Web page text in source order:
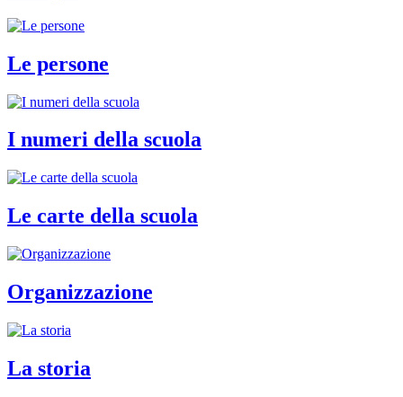
Le persone
I numeri della scuola
Le carte della scuola
Organizzazione
La storia